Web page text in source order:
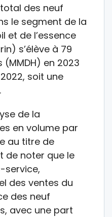
des neuf
le segment de la
et de l’essence
s’élève à 79
en 2023
soit une
de la
en volume par
au titre de
de noter que le
service,
des ventes du
des neuf
avec une part